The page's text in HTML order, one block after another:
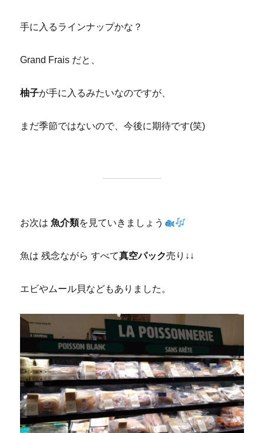
手に入るラインナップかな？
Grand Frais だと、
柚子が手に入るみたいなのですが、
まだ季節ではないので、今後に期待です(笑)
お次は魚介類を見ていきましょう
魚は 残念ながら すべて真空パック売り↓↓
エビやムール貝などもありました。